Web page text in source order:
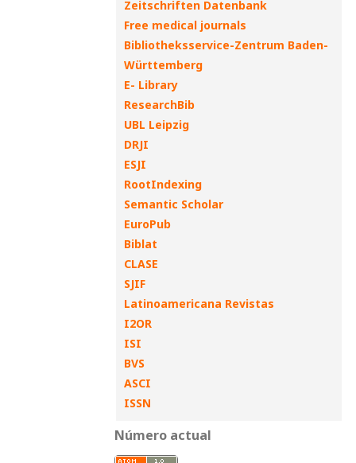
Zeitschriften Datenbank
Free medical journals
Bibliotheksservice-Zentrum Baden-
Württemberg
E- Library
ResearchBib
UBL Leipzig
DRJI
ESJI
RootIndexing
Semantic Scholar
EuroPub
Biblat
CLASE
SJIF
Latinoamericana Revistas
I2OR
ISI
BVS
ASCI
ISSN
Número actual